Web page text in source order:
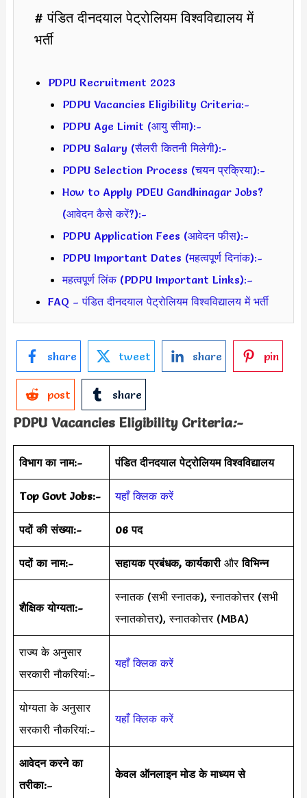
# पंडित दीनदयाल पेट्रोलियम विश्वविद्यालय में
भर्ती
PDPU Recruitment 2023
PDPU Vacancies Eligibility Criteria:-
PDPU Age Limit (आयु सीमा):-
PDPU Salary (सैलरी कितनी मिलेगी):-
PDPU Selection Process (चयन प्रक्रिया):-
How to Apply PDEU Gandhinagar Jobs?
(आवेदन कैसे करें?):-
PDPU Application Fees (आवेदन फीस):-
PDPU Important Dates (महत्वपूर्ण दिनांक):-
महत्वपूर्ण लिंक (PDPU Important Links):–
FAQ – पंडित दीनदयाल पेट्रोलियम विश्वविद्यालय में भर्ती
share tweet share pin
post share
PDPU Vacancies Eligibility Criteria:-
विभाग का नाम:- पंडित दीनदयाल पेट्रोलियम विश्वविद्यालय
Top Govt Jobs:- यहाँ क्लिक करें
पदों की संख्या:- 06 पद
पदों का नाम:- सहायक प्रबंधक, कार्यकारीऔरविभिन्न
शैक्षिक योग्यता:-
स्नातक (सभी स्नातक), स्नातकोत्तर (सभी
स्नातकोत्तर), स्नातकोत्तर (MBA)
राज्य के अनुसार
सरकारी नौकरियां:-
यहाँ क्लिक करें
योग्यता के अनुसार
सरकारी नौकरियां:-
यहाँ क्लिक करें
आवेदन करने का
तरीका:–
केवल ऑनलाइन मोड के माध्यम से